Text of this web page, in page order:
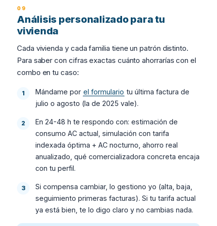
Análisis personalizado para tu
vivienda
Cada vivienda y cada familia tiene un patrón distinto.
Para saber con cifras exactas cuánto ahorrarías con el
combo en tu caso:
Mándame por el formulario tu última factura de
julio o agosto (la de 2025 vale).
En 24-48 h te respondo con: estimación de
consumo AC actual, simulación con tarifa
indexada óptima + AC nocturno, ahorro real
anualizado, qué comercializadora concreta encaja
con tu perfil.
Si compensa cambiar, lo gestiono yo (alta, baja,
seguimiento primeras facturas). Si tu tarifa actual
ya está bien, te lo digo claro y no cambias nada.